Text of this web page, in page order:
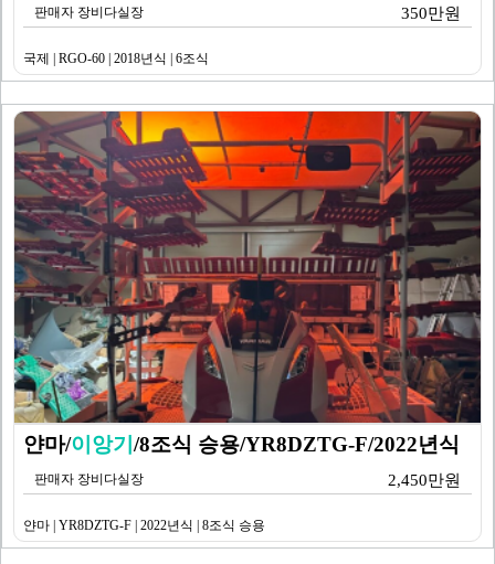
판매자 장비다실장 350만원
국제 | RGO-60 | 2018년식 | 6조식
얀마/이앙기/8조식 승용/YR8DZTG-F/2022년식
판매자 장비다실장 2,450만원
얀마 | YR8DZTG-F | 2022년식 | 8조식 승용